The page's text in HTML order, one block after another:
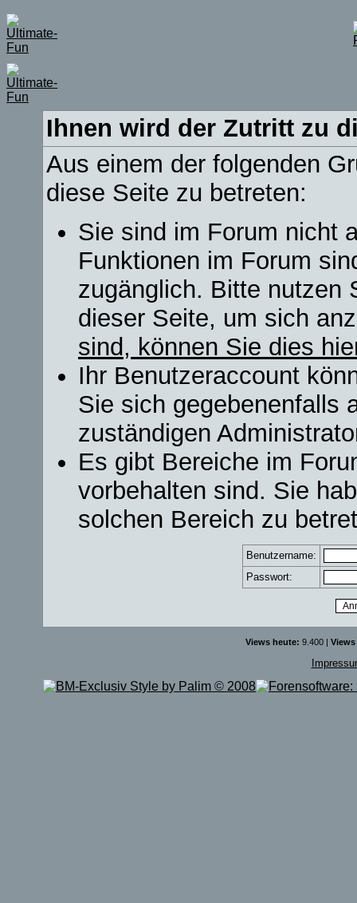
Ihnen wird der Zutritt zu
Aus einem der folgenden
diese Seite zu betreten:
Sie sind im Forum nicht
Funktionen im Forum
zugänglich. Bitte nutzen
dieser Seite, um sich
sind, können Sie dies
Ihr Benutzeraccount
Sie sich gegebenenfalls
zuständigen
Es gibt Bereiche im
vorbehalten sind. Sie
solchen Bereich zu
Benutzername:
Passwort:
Views heute: 9.400 |